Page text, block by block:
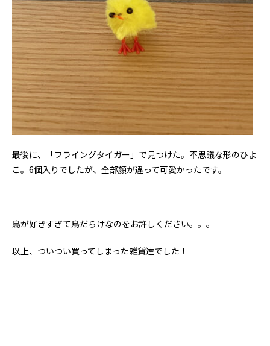
最後に、「フライングタイガー」で見つけた。不思議な形のひよ
こ。6個入りでしたが、全部顔が違って可愛かったです。
鳥が好きすぎて鳥だらけなのをお許しください。。。
以上、ついつい買ってしまった雑貨達でした！